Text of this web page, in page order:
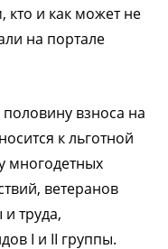
кто и как может не
на портале
взноса на
к льготной
многодетных
ветеранов
труда,
I и II группы.